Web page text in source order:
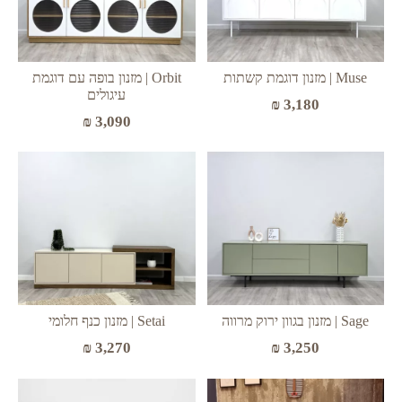
Muse | מזנון דוגמת קשתות
₪ 3,180
Orbit | מזנון בופה עם דוגמת
עיגולים
₪3,090
Sage | מזנון בגוון ירוק מרווה
₪ 3,250
Setai | מזנון כנף חלומי
₪3,270